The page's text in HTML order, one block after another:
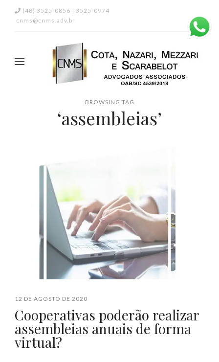
(48) 3525-0856 | 3525-0974
cnms@cnms.adv.br
BROWSING TAG
‘assembleias’
12 DE AGOSTO DE 2020
Cooperativas poderão realizar
assembleias anuais de forma
virtual?